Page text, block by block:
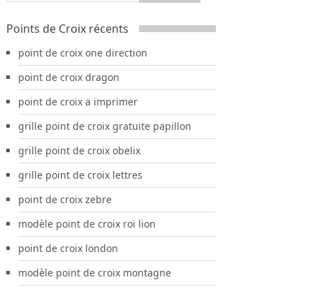
Points de Croix récents
point de croix one direction
point de croix dragon
point de croix a imprimer
grille point de croix gratuite papillon
grille point de croix obelix
grille point de croix lettres
point de croix zebre
modèle point de croix roi lion
point de croix london
modèle point de croix montagne